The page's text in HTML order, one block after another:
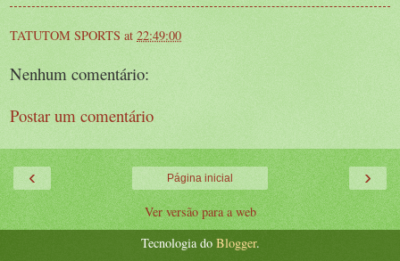
TATUTOM SPORTS at 22:49:00
Nenhum comentário:
Postar um comentário
‹ ›
Página inicial
Ver versão para a web
Tecnologia do Blogger.